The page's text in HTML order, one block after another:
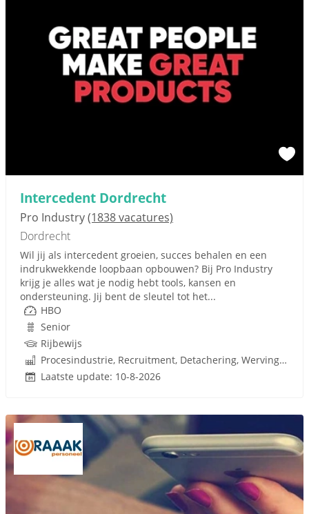
Intercedent Dordrecht
Pro Industry(1838 vacatures)
Dordrecht
Wil jij als intercedent groeien, succes behalen en een
indrukwekkende loopbaan opbouwen? Bij Pro Industry
krijg je alles wat je nodig hebt tools, kansen en
ondersteuning. Jij bent de sleutel tot het...
HBO
Senior
Rijbewijs
Procesindustrie, Recruitment, Detachering, Werving en Selectie
Laatste update: 10-8-2026